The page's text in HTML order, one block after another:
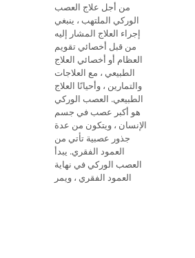
من أجل علاج العصب
الوركي الملتهب ، ينبغي
إجراء العلاج المشار إليه
من قبل أخصائي تقويم
العظام أو أخصائي العلاج
الطبيعي ، مع العلاجات
والتمارين ، وأحيانًا العلاج
الطبيعي. العصب الوركي
هو أكبر عصب في جسم
الإنسان ، ويتكون من عدة
جذور عصبية تأتي من
العمود الفقري. يبدأ
العصب الوركي في نهاية
العمود الفقري ، ويمر